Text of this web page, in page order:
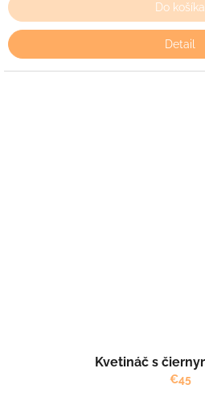
Do košíka
Detail
Kvetináč s
€45